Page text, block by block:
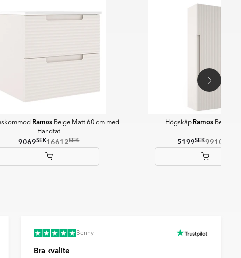
Ramos Beige Matt 60 cm med
Handfat
9069SEK16612SEK
Högskåp RamosBeige
5199SEK9910
Benny
Bra kvalite